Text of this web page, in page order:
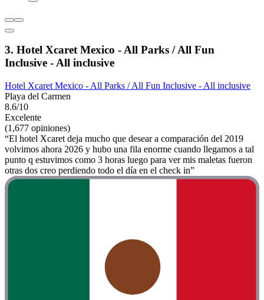
3. Hotel Xcaret Mexico - All Parks / All Fun
Inclusive - All inclusive
Hotel Xcaret Mexico - All Parks / All Fun Inclusive - All inclusive
Playa del Carmen
8.6/10
Excelente
(1,677 opiniones)
“El hotel Xcaret deja mucho que desear a comparación del 2019
volvimos ahora 2026 y hubo una fila enorme cuando llegamos a tal
punto q estuvimos como 3 horas luego para ver mis maletas fueron
otras dos creo perdiendo todo el día en el check in”